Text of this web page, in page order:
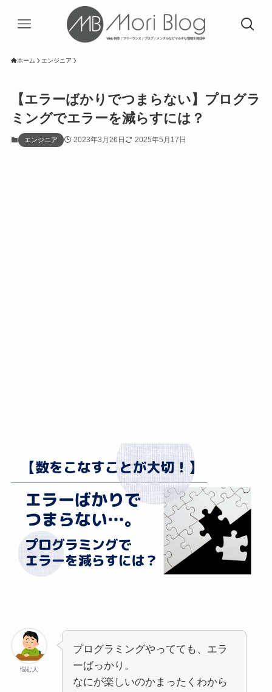
ホーム エンジニア
【エラーばかりでつまらない】プログラ
ミングでエラーを減らすには？
エンジニア 2023年3月26日 2025年5月17日
悩む人
プログラミングやってても、エラ
ーばっかり。
なにが楽しいのかまったくわから